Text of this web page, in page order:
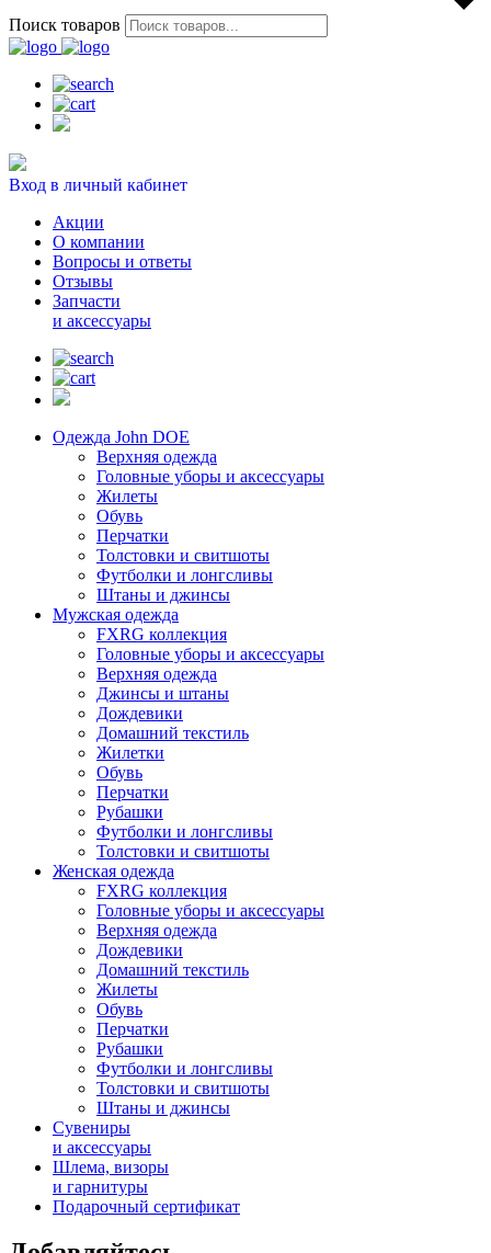
Поиск товаров
Вход в личный кабинет
Акции
О компании
Вопросы и ответы
Отзывы
Запчасти
и аксессуары
Одежда John DOE
Верхняя одежда
Головные уборы и аксессуары
Жилеты
Обувь
Перчатки
Толстовки и свитшоты
Футболки и лонгсливы
Штаны и джинсы
Мужская одежда
FXRG коллекция
Головные уборы и аксессуары
Верхняя одежда
Джинсы и штаны
Дождевики
Домашний текстиль
Жилетки
Обувь
Перчатки
Рубашки
Футболки и лонгсливы
Толстовки и свитшоты
Женская одежда
FXRG коллекция
Головные уборы и аксессуары
Верхняя одежда
Дождевики
Домашний текстиль
Жилеты
Обувь
Перчатки
Рубашки
Футболки и лонгсливы
Толстовки и свитшоты
Штаны и джинсы
Сувениры
и аксессуары
Шлема, визоры
и гарнитуры
Подарочный сертификат